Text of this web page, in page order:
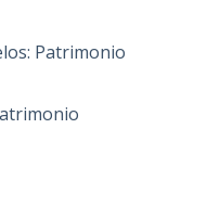
Patrimonio